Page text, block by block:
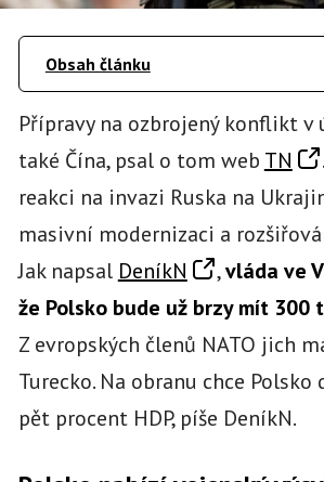
Obsah článku
Přípravy na ozbrojený konflikt v
také Čína, psal o tom web TN
reakci na invazi Ruska na
masivní modernizaci a
Jak napsal DeníkN ,vláda ve
že Polsko bude už brzy mít 300
Z evropských členů NATO jich
Turecko. Na obranu chce Polsko
pět procent HDP, píše DeníkN.